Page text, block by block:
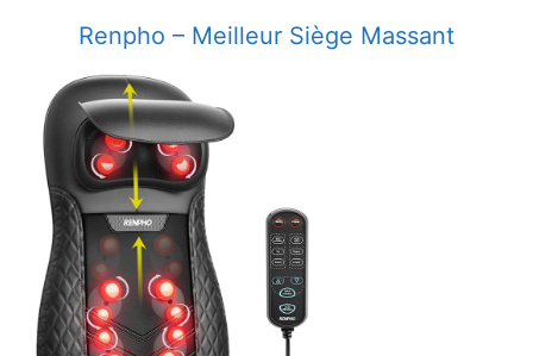
​Renpho – Meilleur Siège Massant